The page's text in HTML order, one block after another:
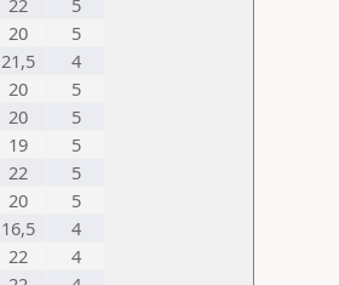
22
5
20
5
21,5
4
20
5
20
5
19
5
22
5
20
5
16,5
4
22
4